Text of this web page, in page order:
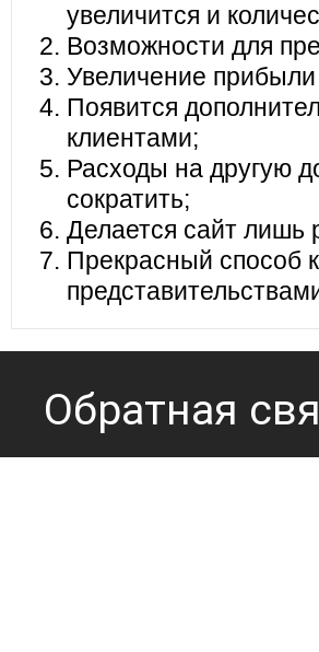
увеличится и
Возможности для
Увеличение
Появится
клиентами;
Расходы на другую
сократить;
Делается сайт лишь
Прекрасный способ
Обратная